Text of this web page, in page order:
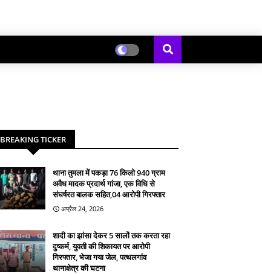
BREAKING TICKER
थाना तुमला में पकड़ा 76 किलो 940 ग्राम
अवैध मादक प्रदार्थ गांजा, एक विधि से
संघर्षरत बालक सहित,04 आरोपी गिरफ्तार
अप्रैल 24, 2026
शादी का झांसा देकर 5 सालों तक करता रहा
दुष्कर्म, युवती की शिकायत पर आरोपी
गिरफ्तार, भेजा गया जेल, पत्थलगांव
थानाक्षेत्र की घटना